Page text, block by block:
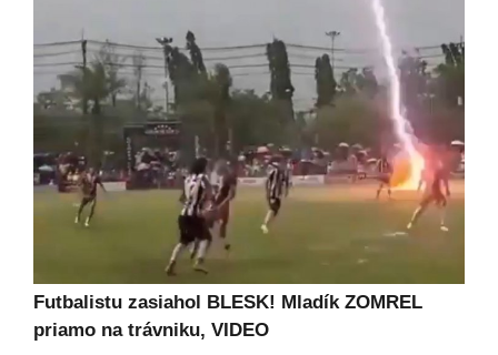
Futbalistu zasiahol BLESK! Mladík ZOMREL
priamo na trávniku, VIDEO